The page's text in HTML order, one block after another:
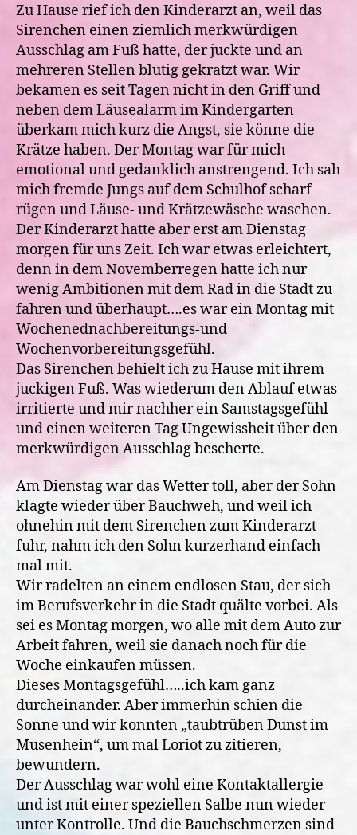
Zu Hause rief ich den Kinderarzt an, weil das
Sirenchen einen ziemlich merkwürdigen
Ausschlag am Fuß hatte, der juckte und an
mehreren Stellen blutig gekratzt war. Wir
bekamen es seit Tagen nicht in den Griff und
neben dem Läusealarm im Kindergarten
überkam mich kurz die Angst, sie könne die
Krätze haben. Der Montag war für mich
emotional und gedanklich anstrengend. Ich sah
mich fremde Jungs auf dem Schulhof scharf
rügen und Läuse- und Krätzewäsche waschen.
Der Kinderarzt hatte aber erst am Dienstag
morgen für uns Zeit. Ich war etwas erleichtert,
denn in dem Novemberregen hatte ich nur
wenig Ambitionen mit dem Rad in die Stadt zu
fahren und überhaupt….es war ein Montag mit
Wochenednachbereitungs-und
Wochenvorbereitungsgefühl.
Das Sirenchen behielt ich zu Hause mit ihrem
juckigen Fuß. Was wiederum den Ablauf etwas
irritierte und mir nachher ein Samstagsgefühl
und einen weiteren Tag Ungewissheit über den
merkwürdigen Ausschlag bescherte.
Am Dienstag war das Wetter toll, aber der Sohn
klagte wieder über Bauchweh, und weil ich
ohnehin mit dem Sirenchen zum Kinderarzt
fuhr, nahm ich den Sohn kurzerhand einfach
mal mit.
Wir radelten an einem endlosen Stau, der sich
im Berufsverkehr in die Stadt quälte vorbei. Als
sei es Montag morgen, wo alle mit dem Auto zur
Arbeit fahren, weil sie danach noch für die
Woche einkaufen müssen.
Dieses Montagsgefühl…..ich kam ganz
durcheinander. Aber immerhin schien die
Sonne und wir konnten „taubtrüben Dunst im
Musenhein“, um mal Loriot zu zitieren,
bewundern.
Der Ausschlag war wohl eine Kontaktallergie
und ist mit einer speziellen Salbe nun wieder
unter Kontrolle. Und die Bauchschmerzen sind